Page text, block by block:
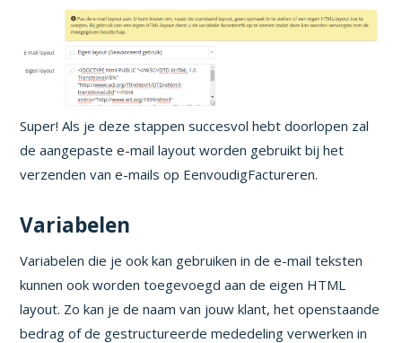
Super! Als je deze stappen succesvol hebt doorlopen zal
de aangepaste e-mail layout worden gebruikt bij het
verzenden van e-mails op EenvoudigFactureren.
Variabelen
Variabelen die je ook kan gebruiken in de e-mail teksten
kunnen ook worden toegevoegd aan de eigen HTML
layout. Zo kan je de naam van jouw klant, het openstaande
bedrag of de gestructureerde mededeling verwerken in